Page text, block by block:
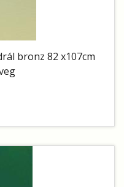
bronz 82 x107cm